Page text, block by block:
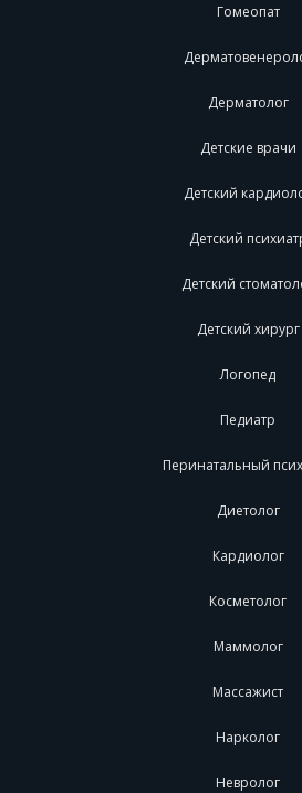
Гомеопат
Дерматолог
Детские врачи
Детский
Детский
Детский
Детский хирург
Логопед
Педиатр
Перинатальный
Диетолог
Кардиолог
Косметолог
Маммолог
Массажист
Нарколог
Невролог